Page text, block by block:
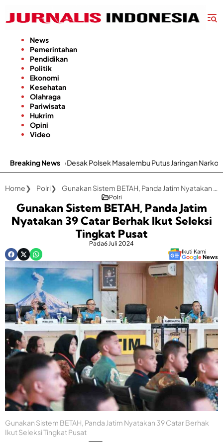
konten
News
Pemerintahan
Pendidikan
Politik
Ekonomi
Kesehatan
Olahraga
Pariwisata
Hukrim
Opini
Video
Breaking News
Desak Polsek Masalembu Putus Jaringan Narkoba dan
Home Polri Gunakan Sistem BETAH, Panda Jatim Nyatakan 39 Catar Berhak Ikut Seleksi Tingkat Pusat
Polri
Gunakan Sistem BETAH, Panda Jatim
Nyatakan 39 Catar Berhak Ikut Seleksi
Tingkat Pusat
Pada6 Juli 2024
Ikuti Kami
GoogleNews
Gunakan Sistem BETAH, Panda Jatim Nyatakan 39 Catar Berhak
Ikut Seleksi Tingkat Pusat